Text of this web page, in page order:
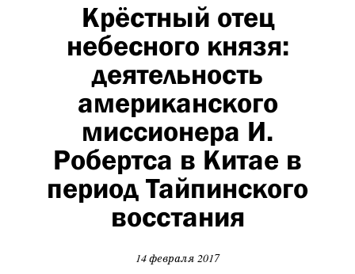
Крёстный отец
небесного князя:
деятельность
американского
миссионера И.
Робертса в Китае в
период Тайпинского
восстания
14 февраля 2017